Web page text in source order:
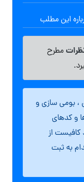
این مطلب
مطرح
، بومی سازی و
و کدهای
کافیست از
به ثبت